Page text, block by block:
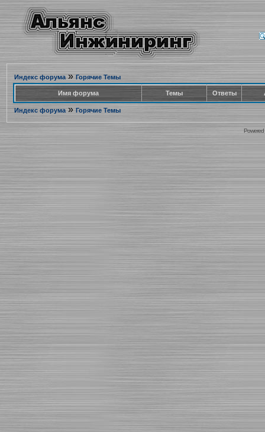
Индекс форума» Горячие Темы
Имя форума Темы Ответы
Индекс форума» Горячие Темы